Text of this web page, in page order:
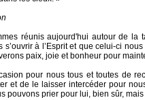
réunis aujourd'hui autour de la
à l’Esprit et que celui-ci
paix, joie et bonheur pour
pour nous tous et toutes de
et de le laisser intercéder pour
pouvons prier pour lui, bien sûr,